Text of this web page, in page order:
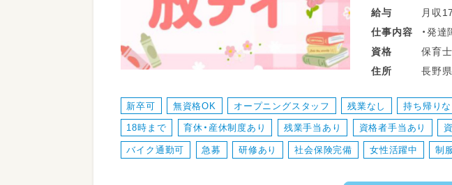
給与
月収
仕事内容
・発
・社
・療
・活
資格
保育士 幼稚園教諭第一種 幼稚園教諭第二種 子育て支援員 放課後児童支
（学童） 児童発達支援管理責任者 サービス管理責任者 養護教諭免許
住所 長野
新卒可 無資格OK オープニングスタッフ 残業なし 持ち帰りな
18時まで 育休・産休制度あり 残業手当あり 資格者手当あり
バイク通勤可 急募 研修あり 社会保険完備 女性活躍中 制